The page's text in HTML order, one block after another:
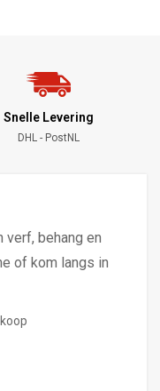
Snelle Levering
DHL - PostNL
verf, behang en
of kom langs in